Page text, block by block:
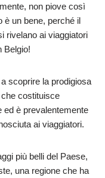
non piove così
è un bene, perché il
rivelano ai viaggiatori
Belgio!
scoprire la prodigiosa
costituisce
ed è prevalentemente
ai viaggiatori.
più belli del Paese,
una regione che ha